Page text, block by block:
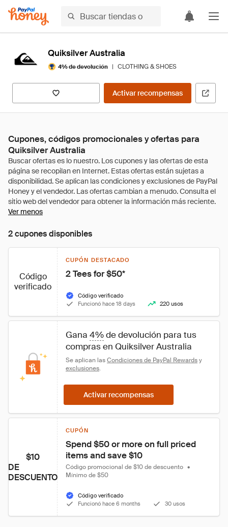
Quiksilver Australia
4% de devolución | CLOTHING & SHOES
Activar recompensas
Cupones, códigos promocionales y ofertas para
Quiksilver Australia
Ver menos
2 cupones disponibles
Código
verificado
CUPÓN DESTACADO
2 Tees for $50*
Código verificado
Funcionó hace 18 days
220 usos
Gana 4% de devolución para tus
compras en Quiksilver Australia
Se aplican las Condiciones de PayPal Rewards y
exclusiones.
Activar recompensas
$10
DE
DESCUENTO
CUPÓN
Spend $50 or more on full priced
items and save $10
Código promocional de $10 de descuento •
Mínimo de $50
Código verificado
Funcionó hace 6 months
30 usos